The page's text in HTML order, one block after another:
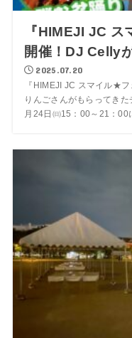
『HIMEJI JC
開催！DJ Celly
2025.07.20
『HIMEJI JC スマイル★
りんごさんがもらってき
月24日㈰15：00～21：00